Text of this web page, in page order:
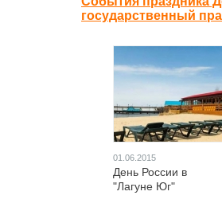
государственный
01.06.2015
День России в
"Лагуне Юг"